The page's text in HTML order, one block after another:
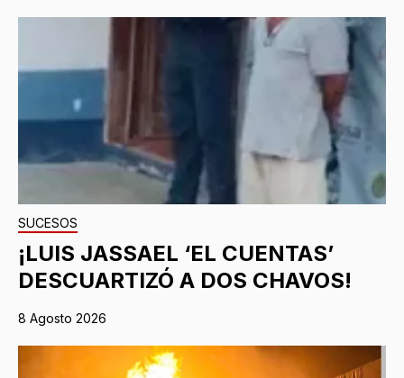
SUCESOS
¡LUIS JASSAEL ‘EL CUENTAS’
DESCUARTIZÓ A DOS CHAVOS!
8 Agosto 2026